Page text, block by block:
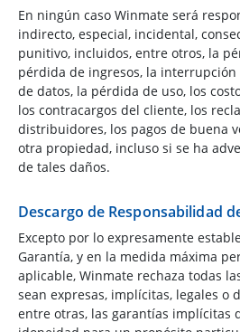
En ningún caso Winmate será
indirecto, especial, incidental,
punitivo, incluidos, entre otros, la
pérdida de ingresos, la
de datos, la pérdida de uso, los
los contracargos del cliente, los
distribuidores, los pagos de buena
otra propiedad, incluso si se ha
de tales daños.
Descargo de Responsabilidad
Excepto por lo expresamente
Garantía, y en la medida máxima
aplicable, Winmate rechaza todas
sean expresas, implícitas, legales o
entre otras, las garantías implícitas